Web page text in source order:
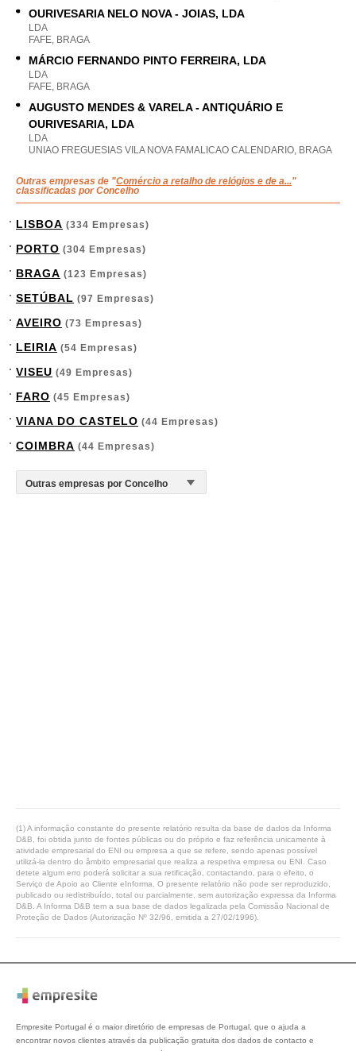
OURIVESARIA NELO NOVA - JOIAS, LDA
LDA
FAFE, BRAGA
MÁRCIO FERNANDO PINTO FERREIRA, LDA
LDA
FAFE, BRAGA
AUGUSTO MENDES & VARELA - ANTIQUÁRIO E
OURIVESARIA, LDA
LDA
UNIAO FREGUESIAS VILA NOVA FAMALICAO CALENDARIO, BRAGA
Outras empresas de "Comércio a retalho de relógios e de a..."
classificadas por Concelho
LISBOA (334 Empresas)
PORTO (304 Empresas)
BRAGA (123 Empresas)
SETÚBAL (97 Empresas)
AVEIRO (73 Empresas)
LEIRIA (54 Empresas)
VISEU (49 Empresas)
FARO (45 Empresas)
VIANA DO CASTELO (44 Empresas)
COIMBRA (44 Empresas)
(1) A informação constante do presente relatório resulta da base de dados da Informa
D&B, foi obtida junto de fontes públicas ou do próprio e faz referência unicamente à
atividade empresarial do ENI ou empresa a que se refere, sendo apenas possível
utilizá-la dentro do âmbito empresarial que realiza a respetiva empresa ou ENI. Caso
detete algum erro poderá solicitar a sua retificação, contactando, para o efeito, o
Serviço de Apoio ao Cliente eInforma. O presente relatório não pode ser reproduzido,
publicado ou redistribuído, total ou parcialmente, sem autorização expressa da Informa
D&B. A Informa D&B tem a sua base de dados legalizada pela Comissão Nacional de
Proteção de Dados (Autorização Nº 32/96, emitida a 27/02/1996).
Empresite Portugal é o maior diretório de empresas de Portugal, que o ajuda a
encontrar novos clientes através da publicação gratuita dos dados de contacto e